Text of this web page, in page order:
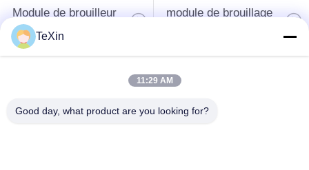
Module de brouilleur
de signal
module de brouillage
puissance de rf
TeXin
11:29 AM
Good day, what product are you looking for?